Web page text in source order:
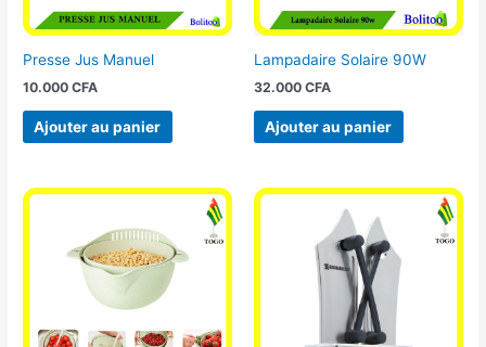
Presse Jus Manuel
10.000CFA
Ajouter au panier
Lampadaire Solaire 90W
32.000 CFA
Ajouter au panier